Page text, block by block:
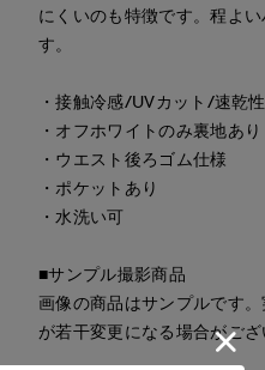
上本町近鉄SUPERIORCLOSET
fumiki
小倉井筒屋
159
にくいのも特徴です。程よ
す。
・接触冷感/UVカット/速乾性
・オフホワイトのみ裏地あり
・ウエスト後ろゴム仕様
・ポケットあり
・水洗い可
■サンプル撮影商品
画像の商品はサンプルです
が若干変更になる場合がござ